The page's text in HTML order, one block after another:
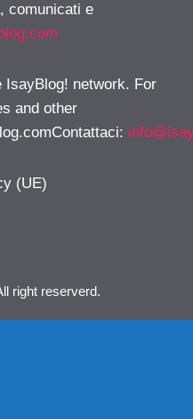
comunicati e
network. For
and other
:
(UE)
right reserverd.